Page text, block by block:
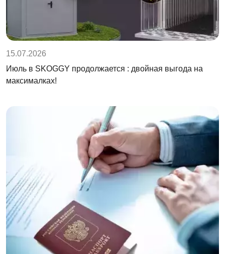
15.07.2026
Июль в SKOGGY продолжается : двойная выгода на
максималках!